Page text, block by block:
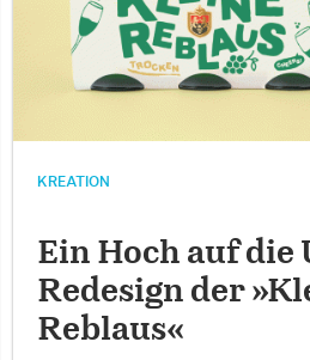
KREATION
Ein Hoch auf
Redesign der
Reblaus«